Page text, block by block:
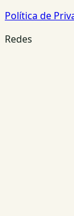
Política de
Redes